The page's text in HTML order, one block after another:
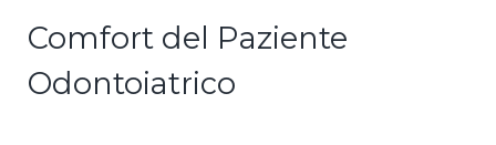
Comfort del Paziente
Odontoiatrico